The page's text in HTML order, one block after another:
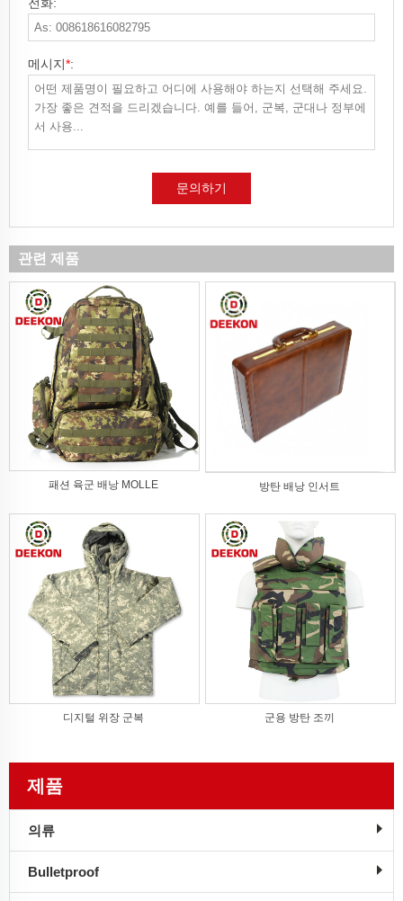
메시지*:
문의하기
관련 제품
패션 육군 배낭 MOLLE 방탄 배낭 인서트
디지털 위장 군복 군용 방탄 조끼
제품
의류
Bulletproof